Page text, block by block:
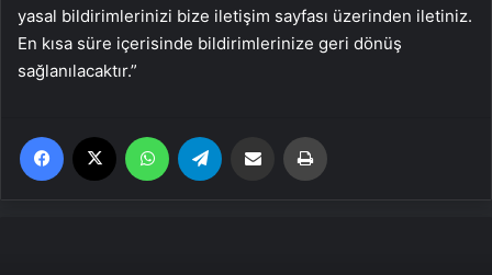
yasal bildirimlerinizi bize iletişim sayfası üzerinden iletiniz.
En kısa süre içerisinde bildirimlerinize geri dönüş
sağlanılacaktır.”
Facebook WhatsApp Email'den paylaş